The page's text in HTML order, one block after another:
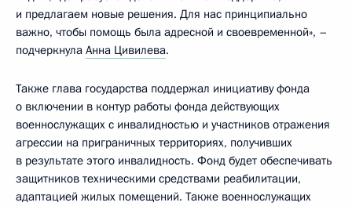
и предлагаем новые решения. Для нас принципиально
важно, чтобы помощь была адресной и своевременной», –
подчеркнула Анна Цивилева.
Также глава государства поддержал инициативу фонда
о включении в контур работы фонда действующих
военнослужащих с инвалидностью и участников отражения
агрессии на приграничных территориях, получивших
в результате этого инвалидность. Фонд будет обеспечивать
защитников техническими средствами реабилитации,
адаптацией жилых помещений. Также военнослужащих